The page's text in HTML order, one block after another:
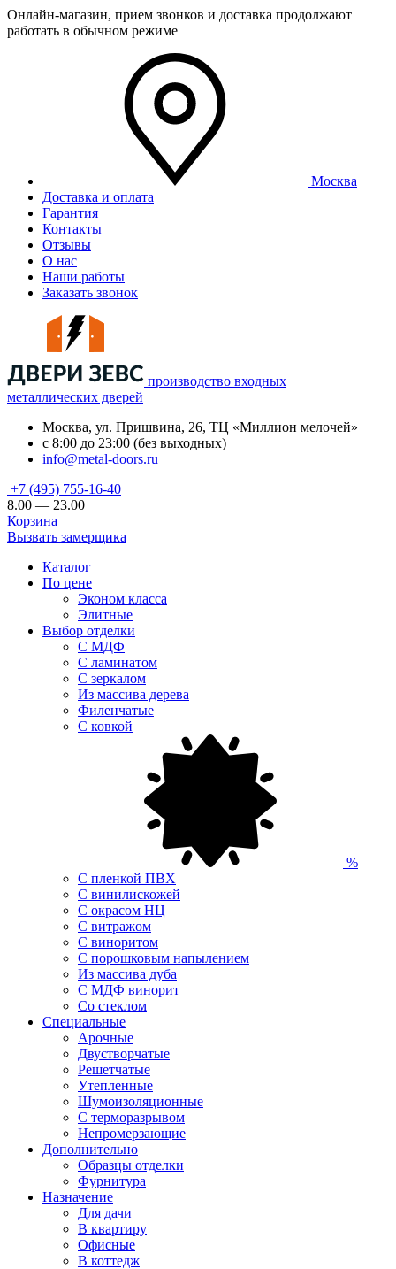
Онлайн-магазин, прием звонков и доставка продолжают
работать в обычном режиме
Москва
Доставка и оплата
Гарантия
Контакты
Отзывы
О нас
Наши работы
Заказать звонок
производство входных
металлических дверей
Москва, ул. Пришвина, 26, ТЦ «Миллион мелочей»
с 8:00 до 23:00 (без выходных)
info@metal-doors.ru
+7 (495) 755-16-40
8.00 — 23.00
Корзина
Вызвать замерщика
Каталог
По цене
Эконом класса
Элитные
Выбор отделки
С МДФ
С ламинатом
С зеркалом
Из массива дерева
Филенчатые
С ковкой
%
С пленкой ПВХ
С винилискожей
С окрасом НЦ
С витражом
С виноритом
С порошковым напылением
Из массива дуба
С МДФ винорит
Со стеклом
Специальные
Арочные
Двустворчатые
Решетчатые
Утепленные
Шумоизоляционные
С терморазрывом
Непромерзающие
Дополнительно
Образцы отделки
Фурнитура
Назначение
Для дачи
В квартиру
Офисные
В коттедж